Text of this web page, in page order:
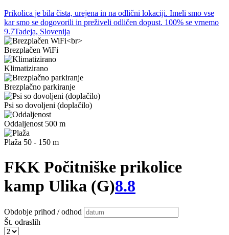
Prikolica je bila čista, urejena in na odlični lokaciji. Imeli smo vse
kar smo se dogovorili in preživeli odličen dopust. 100% se vrnemo
9.7Tadeja, Slovenija
Brezplačen WiFi
Klimatizirano
Brezplačno parkiranje
Psi so dovoljeni (doplačilo)
Oddaljenost 500 m
Plaža 50 - 150 m
FKK Počitniške prikolice
kamp Ulika (G)8.8
Obdobje prihod / odhod
Št. odraslih